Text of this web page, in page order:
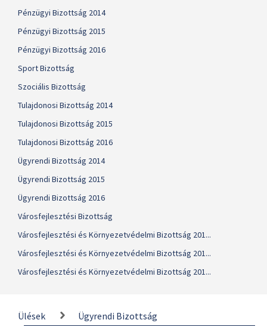
Pénzügyi Bizottság 2014
Pénzügyi Bizottság 2015
Pénzügyi Bizottság 2016
Sport Bizottság
Szociális Bizottság
Tulajdonosi Bizottság 2014
Tulajdonosi Bizottság 2015
Tulajdonosi Bizottság 2016
Ügyrendi Bizottság 2014
Ügyrendi Bizottság 2015
Ügyrendi Bizottság 2016
Városfejlesztési Bizottság
Városfejlesztési és Környezetvédelmi Bizottság 201...
Városfejlesztési és Környezetvédelmi Bizottság 201...
Városfejlesztési és Környezetvédelmi Bizottság 201...
Ülések
Ügyrendi Bizottság